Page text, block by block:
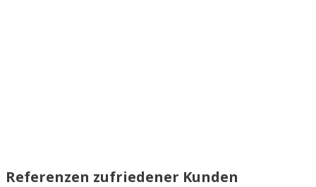
Referenzen zufriedener Kunden